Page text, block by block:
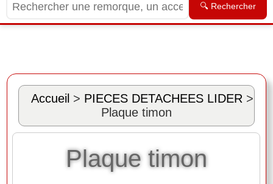
🔍 Rechercher
Accueil > PIECES DETACHEES LIDER >
Plaque timon
Plaque timon